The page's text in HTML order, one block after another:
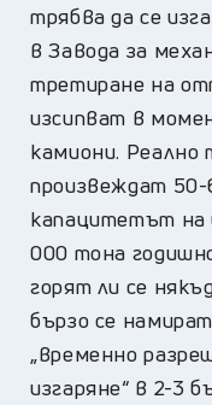
трябва да се
в Завода за
третиране на
изсипват в
камиони. Реално
произвеждат
капацитетът на
000 тона
горят ли се
бързо се
„временно
изгаряне“ в 2-3